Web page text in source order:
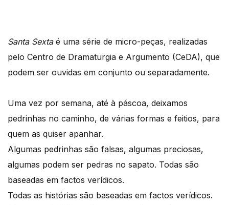
Santa Sextaé uma série de micro-peças, realizadas
pelo Centro de Dramaturgia e Argumento (CeDA), que
podem ser ouvidas em conjunto ou separadamente.
Uma vez por semana, até à páscoa, deixamos
pedrinhas no caminho, de várias formas e feitios, para
quem as quiser apanhar.
Algumas pedrinhas são falsas, algumas preciosas,
algumas podem ser pedras no sapato. Todas são
baseadas em factos verídicos.
Todas as histórias são baseadas em factos verídicos.